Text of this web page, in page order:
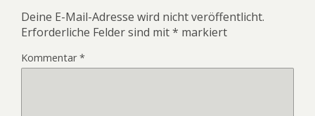
Deine E-Mail-Adresse wird nicht veröffentlicht.
Erforderliche Felder sind mit* markiert
Kommentar*